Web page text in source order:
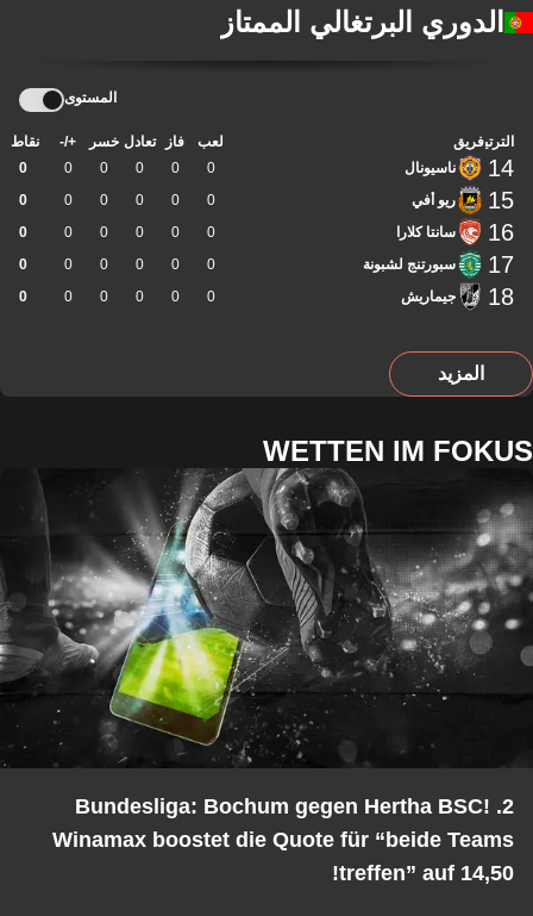
الدوري البرتغالي الممتاز
المستوى
الترتيبفريق لعب فاز تعادل خسر +/- نقاط
14 ناسيونال 0
0
0
0
0
0
15 ريو أفي 0
0
0
0
0
0
16 سانتا كلارا 0
0
0
0
0
0
17 سبورتنج لشبونة 0
0
0
0
0
0
18 جيماريش 0
0
0
0
0
0
المزيد
WETTEN IM FOKUS
2. Bundesliga: Bochum gegen Hertha BSC!
Winamax boostet die Quote für “beide Teams
treffen” auf 14,50!